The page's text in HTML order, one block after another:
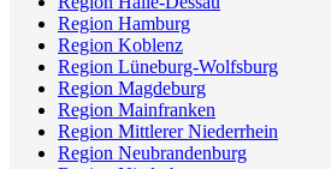
Region Hamburg
Region Koblenz
Region Lüneburg-Wolfsburg
Region Magdeburg
Region Mainfranken
Region Mittlerer Niederrhein
Region Neubrandenburg